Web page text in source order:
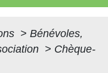
> Bénévoles,
> Chèque-